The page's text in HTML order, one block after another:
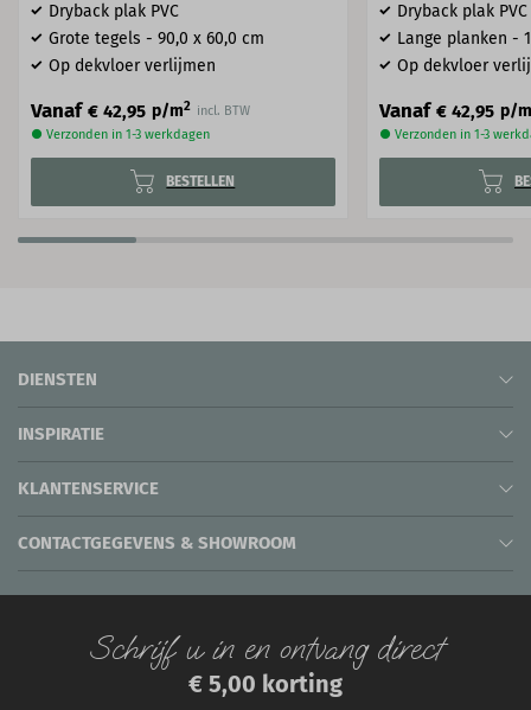
Dryback plak PVC
Grote tegels - 90,0 x 60,0 cm
Op dekvloer verlijmen
Vanaf € 42,95 p/m2 incl. BTW
● Verzonden in 1-3 werkdagen
BESTELLEN
Dryback plak PVC
Lange planken -
Op dekvloer
Vanaf € 42,95 p/m
● Verzonden in 1-3
DIENSTEN
INSPIRATIE
KLANTENSERVICE
CONTACTGEGEVENS & SHOWROOM
Schrijf u in en ontvang direct
€ 5,00 korting